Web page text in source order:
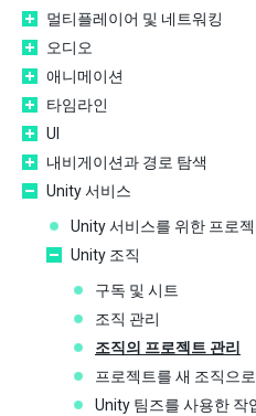
멀티플레이어 및 네트워킹
오디오
애니메이션
타임라인
UI
내비게이션과 경로 탐색
Unity 서비스
Unity 서비스를 위한 프로
Unity 조직
구독 및 시트
조직 관리
조직의 프로젝트 관리
프로젝트를 새 조직으
Unity 팀즈를 사용한 작